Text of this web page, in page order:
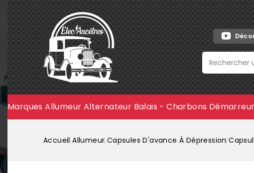
Marques Allumeur Alternateur Balais - Charbons Démarreur
Accueil Allumeur Capsules D'avance À Dépression